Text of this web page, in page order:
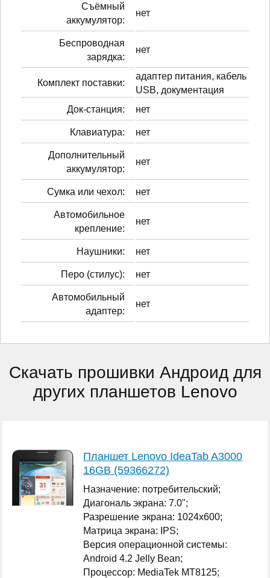
Cъёмный
аккумулятор:
нет
Беспроводная
зарядка:
нет
Комплект поставки:
адаптер питания, кабель
USB, документация
Док-станция:
нет
Клавиатура: нет
Дополнительный
аккумулятор:
нет
Сумка или чехол: нет
Автомобильное
крепление:
нет
Наушники: нет
Перо (стилус): нет
Автомобильный
адаптер:
нет
Скачать прошивки Андроид для
других планшетов Lenovo
Планшет Lenovo IdeaTab A3000
16GB (59366272)
Назначение: потребительский;
Диагональ экрана: 7.0";
Разрешение экрана: 1024x600;
Матрица экрана: IPS;
Версия операционной системы:
Android 4.2 Jelly Bean;
Процессор: MediaTek MT8125;